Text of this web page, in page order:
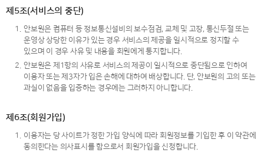
제5조(서비스의 중단)
1.
안보원은 컴퓨터 등 정보통신설비의 보수점검, 교체 및 고장, 통신두절 또는
운영상 상당한 이유가 있는 경우 서비스의 제공을 일시적으로 정지할 수
있으며 이 경우 사유 및 내용을 회원에게 통지합니다.
2.
안보원은 제1항의 사유로 서비스의 제공이 일시적으로 중단됨으로 인하여
이용자 또는 제3자가 입은 손해에 대하여 배상합니다. 단, 안보원의 고의 또는
과실이 없음을 입증하는 경우에는 그러하지 아니합니다.
제6조(회원가입)
1.
이용자는 당 사이트가 정한 가입 양식에 따라 회원정보를 기입한 후 이 약관에
동의한다는 의사표시를 함으로서 회원가입을 신청합니다.